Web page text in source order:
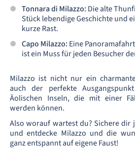
Tonnara di Milazzo: Die alte
Stück lebendige Geschichte und
kurze Rast.
Capo Milazzo: Eine
ist ein Muss für jeden Besucher
Milazzo ist nicht nur ein
auch der perfekte
Äolischen Inseln, die mit einer
werden können.
Also worauf wartest du? Sichere dir
und entdecke Milazzo und die
ganz entspannt auf eigene Faust!